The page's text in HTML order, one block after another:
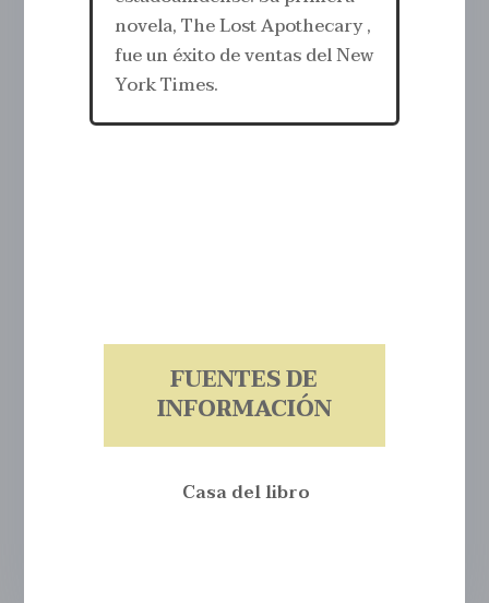
novela, The Lost Apothecary ,
fue un éxito de ventas del New
York Times.
FUENTES DE
INFORMACIÓN
Casa del libro